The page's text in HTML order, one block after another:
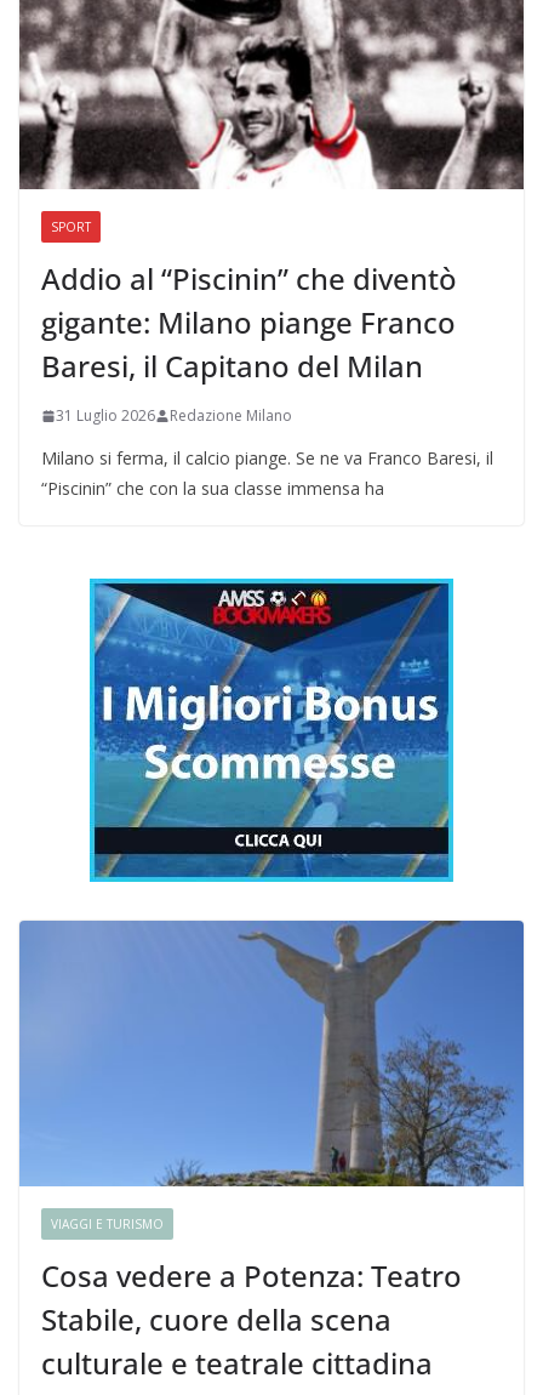
SPORT
Addio al “Piscinin” che diventò
gigante: Milano piange Franco
Baresi, il Capitano del Milan
31 Luglio 2026 Redazione Milano
Milano si ferma, il calcio piange. Se ne va Franco Baresi, il
“Piscinin” che con la sua classe immensa ha
VIAGGI E TURISMO
Cosa vedere a Potenza: Teatro
Stabile, cuore della scena
culturale e teatrale cittadina